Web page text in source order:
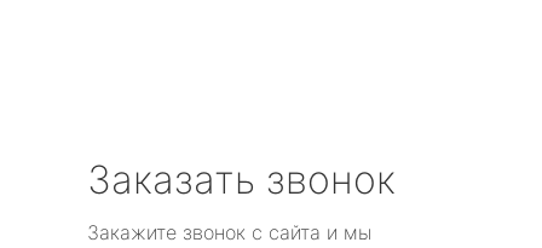
Заказать звонок
Закажите звонок с сайта и мы